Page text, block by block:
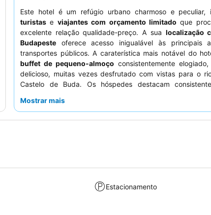
Este hotel é um refúgio urbano charmoso e peculiar,
turistas e viajantes com orçamento limitado que
excelente relação qualidade-preço. A sua localização
Budapeste oferece acesso inigualável às principais
transportes públicos. A caraterística mais notável do
buffet de pequeno-almoço consistentemente
delicioso, muitas vezes desfrutado com vistas para o
Castelo de Buda. Os hóspedes destacam
pequeno-almoço. Para uma experiência mais tranquila,
Mostrar mais
Estacionamento